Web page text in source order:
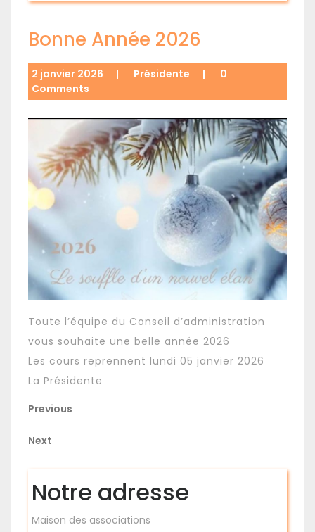
Bonne Année 2026
2 janvier 2026 | Présidente |
0
Comments
Toute l’équipe du Conseil d’administration
vous souhaite une belle année 2026
Les cours reprennent lundi 05 janvier 2026
La Présidente
Navigation
de
l’article
Previous
Previous
Next
Next
Notre adresse
Maison des associations